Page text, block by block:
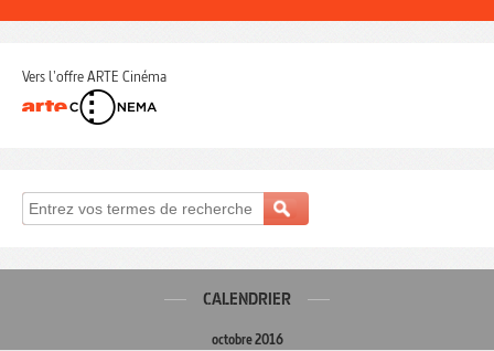
Vers l'offre ARTE Cinéma
CALENDRIER
octobre 2016